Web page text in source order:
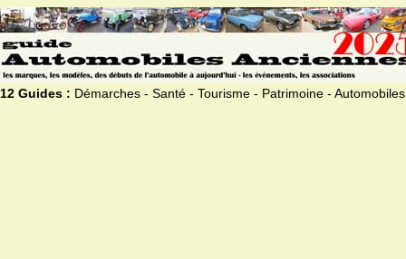
12 Guides : Démarches - Santé - Tourisme - Patrimoine - Automobiles